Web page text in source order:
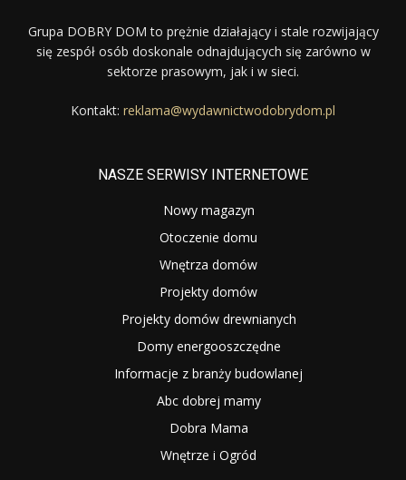
Grupa DOBRY DOM to prężnie działający i stale rozwijający
się zespół osób doskonale odnajdujących się zarówno w
sektorze prasowym, jak i w sieci.
Kontakt: reklama@wydawnictwodobrydom.pl
NASZE SERWISY INTERNETOWE
Nowy magazyn
Otoczenie domu
Wnętrza domów
Projekty domów
Projekty domów drewnianych
Domy energooszczędne
Informacje z branży budowlanej
Abc dobrej mamy
Dobra Mama
Wnętrze i Ogród